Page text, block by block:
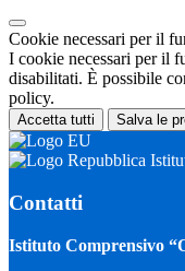
Cookie necessari per il
I cookie necessari per il
disabilitati. È possibile
policy.
Accetta tutti Salva le
Contatti
Istituto Comprensivo